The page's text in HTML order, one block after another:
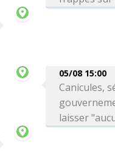
05/08 15:00
Canicules,
laisser